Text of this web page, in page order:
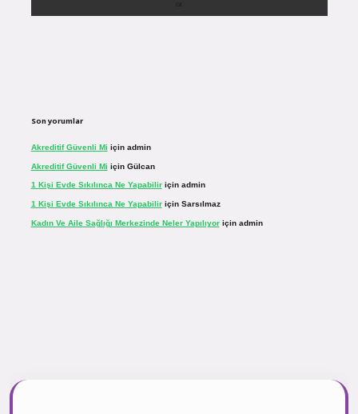
Son yorumlar
Akreditif Güvenli Mi için admin
Akreditif Güvenli Mi için Gülcan
1 Kişi Evde Sıkılınca Ne Yapabiliriçin admin
1 Kişi Evde Sıkılınca Ne Yapabiliriçin Sarsılmaz
Kadın Ve Aile Sağlığı Merkezinde Neler Yapılıyoriçin admin